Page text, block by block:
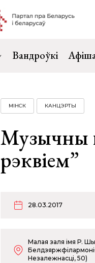
Вандроўкі
МІНСК КАНЦЭРТЫ
Музычны
рэквіем”
28.03.2017
Малая заля імя Р.
Незалежнасці, 50)